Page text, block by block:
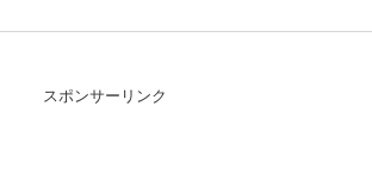
スポンサーリンク